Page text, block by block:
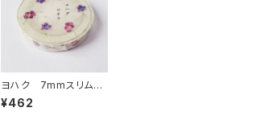
ヨハク 7mmスリムマ
スキングテープ ビオ
ラ L-004
¥462